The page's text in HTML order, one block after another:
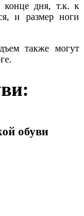
конце дня, т.к. к
и размер ноги
также могут
обуви